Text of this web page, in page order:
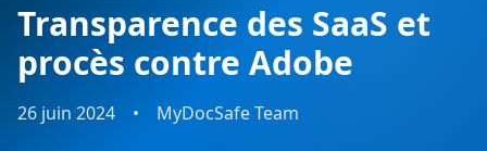
Transparence des SaaS et
procès contre Adobe
26 juin 2024 • MyDocSafe Team